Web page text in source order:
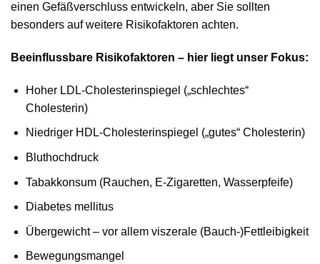
einen Gefäßverschluss entwickeln, aber Sie sollten
besonders auf weitere Risikofaktoren achten.
Beeinflussbare Risikofaktoren – hier liegt unser Fokus:
Hoher LDL-Cholesterinspiegel („schlechtes“
Cholesterin)
Niedriger HDL-Cholesterinspiegel („gutes“ Cholesterin)
Bluthochdruck
Tabakkonsum (Rauchen, E-Zigaretten, Wasserpfeife)
Diabetes mellitus
Übergewicht – vor allem viszerale (Bauch-)Fettleibigkeit
Bewegungsmangel